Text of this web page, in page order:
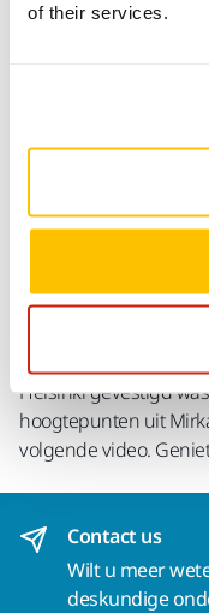
of their services.
bevatten vele
uitdaging om ze
hebben het
Helsinki gevestigd
hoogtepunten uit
volgende video.
Contact us
Wilt u meer
deskundige